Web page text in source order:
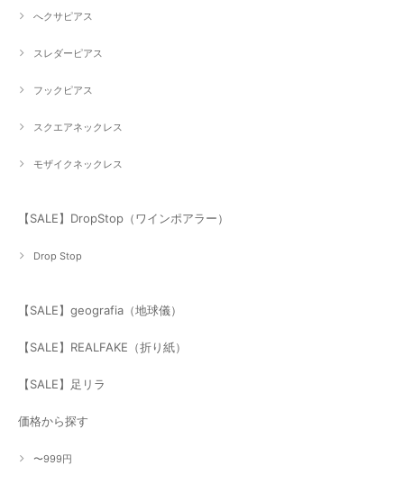
へクサピアス
スレダーピアス
フックピアス
スクエアネックレス
モザイクネックレス
【SALE】DropStop（ワインポアラー）
Drop Stop
【SALE】geografia（地球儀）
【SALE】REALFAKE（折り紙）
【SALE】足リラ
価格から探す
〜999円